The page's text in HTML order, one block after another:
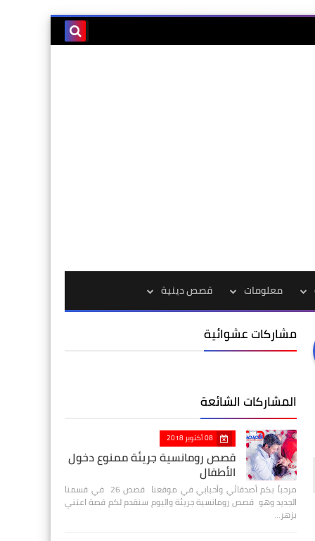
معلومات قصص دينية
مشاركات عشوائية
المشاركات الشائعة
08 أكتوبر 2018
قصص رومانسية جريئة ممنوع دخول
الأطفال
مرحباً بكم أصدقائي وأحبابي في موقعنا قصص 26 في قسمنا
الجديد وهو قصص رومانسية جريئة واليوم سنقدم لكم قصة اعتني
بزهر…